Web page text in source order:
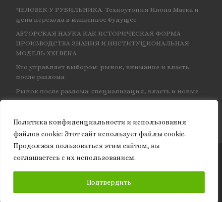
Политика конфиденциальности и использования
файлов сookie: Этот сайт использует файлы cookie.
Продолжая пользоваться этим сайтом, вы
соглашаетесь с их использованием.
Подтвердить
ЧЕЛОВЕК У РУБИЛЬНИКА. Техноутопия Илона Маска и
цена перехода в машинное будущее
АВТОРСКАЯ НАУКА КАК ИСТОРИЧЕСКАЯ ФОРМА
ПРОИЗВОДСТВА ЗНАНИЯ И ИНСТИТУЦИОНАЛЬНАЯ
МОДЕЛЬ XXI ВЕКА
Кто управляет выбором: рынок, внимание и власть
после разлома
Рынок после разлома: специализация, власть и новые
центры влияния
© 2026Granite of science– Все права защищены